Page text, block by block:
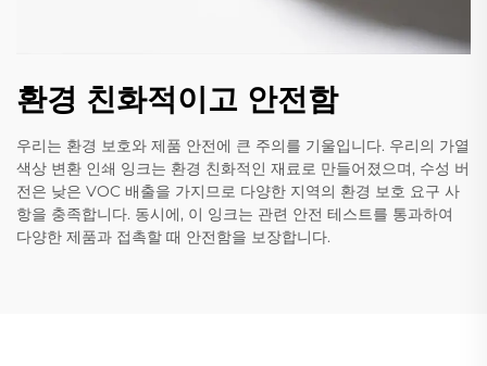
환경 친화적이고 안전함
우리는 환경 보호와 제품 안전에 큰 주의를 기울입니다. 우리의 가열
색상 변환 인쇄 잉크는 환경 친화적인 재료로 만들어졌으며, 수성 버
전은 낮은 VOC 배출을 가지므로 다양한 지역의 환경 보호 요구 사
항을 충족합니다. 동시에, 이 잉크는 관련 안전 테스트를 통과하여
다양한 제품과 접촉할 때 안전함을 보장합니다.